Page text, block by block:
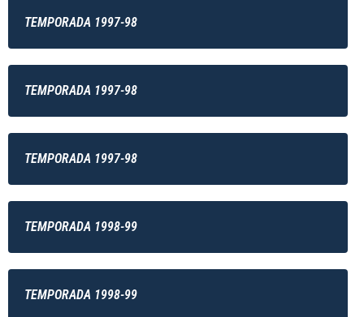
TEMPORADA 1997-98
TEMPORADA 1997-98
TEMPORADA 1997-98
TEMPORADA 1998-99
TEMPORADA 1998-99